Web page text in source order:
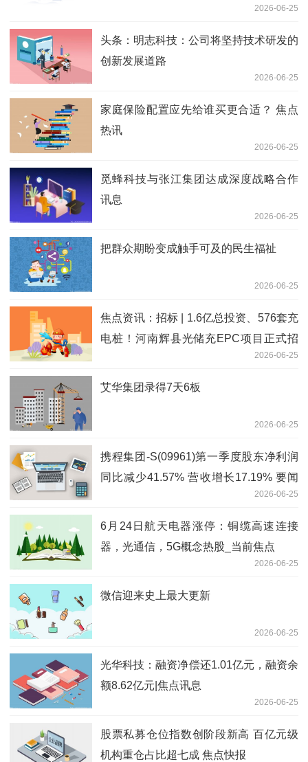
2026-06-25
头条：明志科技：公司将坚持技术研发的
创新发展道路
2026-06-25
家庭保险配置应先给谁买更合适？ 焦点
热讯
2026-06-25
觅蜂科技与张江集团达成深度战略合作
讯息
2026-06-25
把群众期盼变成触手可及的民生福祉
2026-06-25
焦点资讯：招标 | 1.6亿总投资、576套充
电桩！河南辉县光储充EPC项目正式招
2026-06-25
艾华集团录得7天6板
2026-06-25
携程集团-S(09961)第一季度股东净利润
同比减少41.57% 营收增长17.19% 要闻
2026-06-25
6月24日航天电器涨停：铜缆高速连接
器，光通信，5G概念热股_当前焦点
2026-06-25
微信迎来史上最大更新
2026-06-25
光华科技：融资净偿还1.01亿元，融资余
额8.62亿元|焦点讯息
2026-06-25
股票私募仓位指数创阶段新高 百亿元级
机构重仓占比超七成 焦点快报